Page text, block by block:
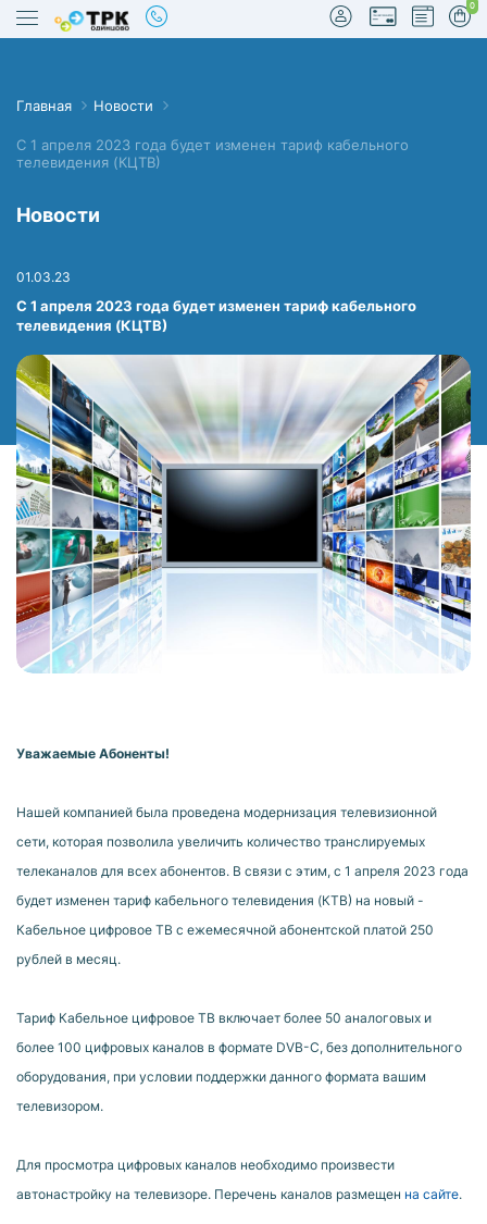
0
Главная Новости
С 1 апреля 2023 года будет изменен тариф кабельного
телевидения (КЦТВ)
Новости
01.03.23
С 1 апреля 2023 года будет изменен тариф кабельного
телевидения (КЦТВ)
Уважаемые Абоненты!
Нашей компанией была проведена модернизация телевизионной
сети, которая позволила увеличить количество транслируемых
телеканалов для всех абонентов. В связи с этим, с 1 апреля 2023 года
будет изменен тариф кабельного телевидения (КТВ) на новый -
Кабельное цифровое ТВ с ежемесячной абонентской платой 250
рублей в месяц.
Тариф Кабельное цифровое ТВ включает более 50 аналоговых и
более 100 цифровых каналов в формате DVB-C, без дополнительного
оборудования, при условии поддержки данного формата вашим
телевизором.
Для просмотра цифровых каналов необходимо произвести
автонастройку на телевизоре. Перечень каналов размещен на сайте.
true